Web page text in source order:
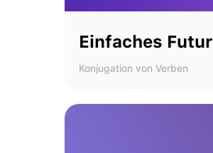
Einfaches Futur
Konjugation von Verben